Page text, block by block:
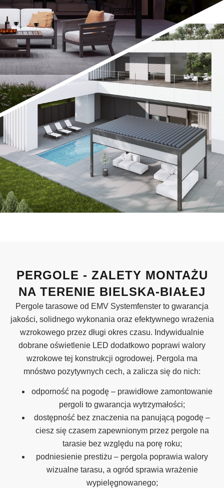
PERGOLE - ZALETY MONTAŻU
NA TERENIE BIELSKA-BIAŁEJ
Pergole tarasowe od EMV Systemfenster to gwarancja
jakości, solidnego wykonania oraz efektywnego wrażenia
wzrokowego przez długi okres czasu. Indywidualnie
dobrane oświetlenie LED dodatkowo poprawi walory
wzrokowe tej konstrukcji ogrodowej. Pergola ma
mnóstwo pozytywnych cech, a zalicza się do nich:
odporność na pogodę – prawidłowe zamontowanie
pergoli to gwarancja wytrzymałości;
dostępność bez znaczenia na panującą pogodę –
ciesz się czasem zapewnionym przez pergole na
tarasie bez względu na porę roku;
podniesienie prestiżu – pergola poprawia walory
wizualne tarasu, a ogród sprawia wrażenie
wypielęgnowanego;